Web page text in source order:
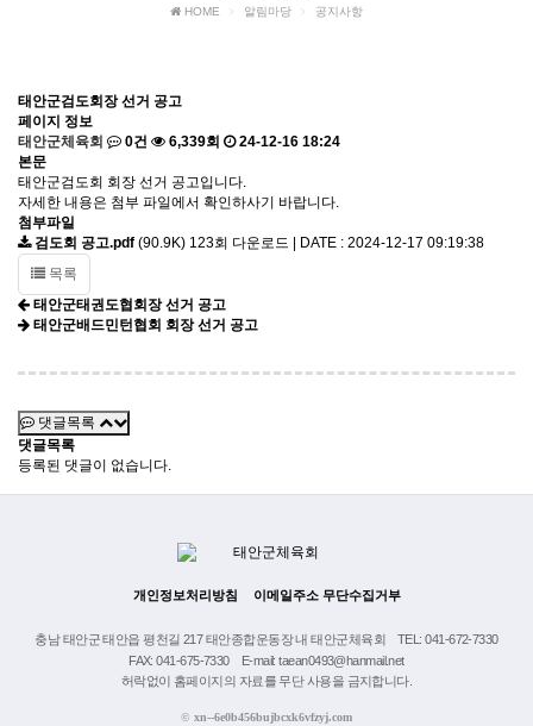
HOME 알림마당 공지사항
태안군검도회장 선거 공고
페이지 정보
태안군체육회
0건 6,339회
24-12-16 18:24
본문
태안군검도회 회장 선거 공고입니다.
자세한 내용은 첨부 파일에서 확인하사기 바랍니다.
첨부파일
검도회 공고.pdf (90.9K) 123회 다운로드 | DATE : 2024-12-17 09:19:38
목록
태안군태권도협회장 선거 공고
태안군배드민턴협회 회장 선거 공고
댓글목록
댓글목록
등록된 댓글이 없습니다.
개인정보처리방침 이메일주소 무단수집거부
충남 태안군 태안읍 평천길 217 태안종합운동장 내 태안군체육회
TEL: 041-672-7330
FAX: 041-675-7330
E-mail: taean0493@hanmail.net
허락없이 홈페이지의 자료를 무단 사용을 금지합니다.
© xn--6e0b456bujbcxk6vfzyj.com